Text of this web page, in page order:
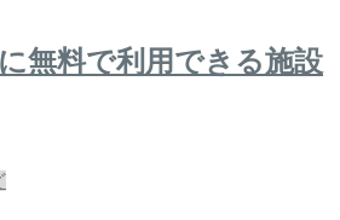
無料で利用できる施設